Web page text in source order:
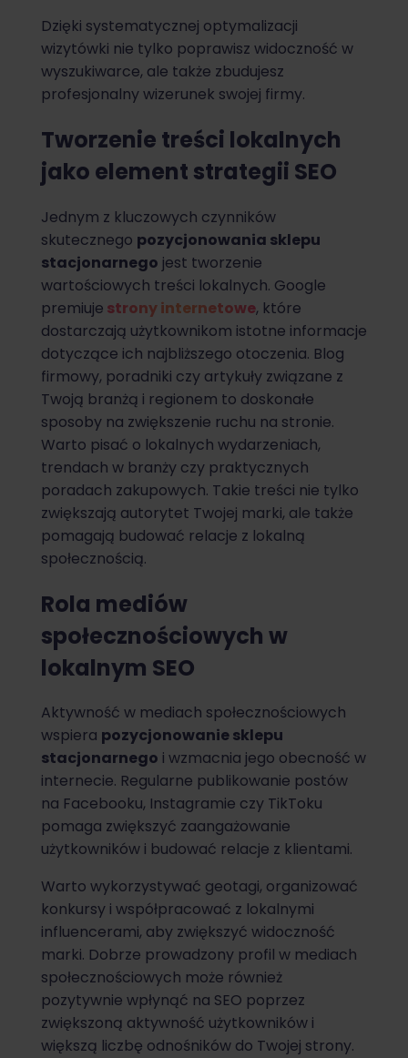
Dzięki systematycznej optymalizacji
wizytówki nie tylko poprawisz widoczność w
wyszukiwarce, ale także zbudujesz
profesjonalny wizerunek swojej firmy.
Tworzenie treści lokalnych
jako element strategii SEO
Jednym z kluczowych czynników
skutecznego pozycjonowania sklepu
stacjonarnego jest tworzenie
wartościowych treści lokalnych. Google
premiuje strony internetowe, które
dostarczają użytkownikom istotne informacje
dotyczące ich najbliższego otoczenia. Blog
firmowy, poradniki czy artykuły związane z
Twoją branżą i regionem to doskonałe
sposoby na zwiększenie ruchu na stronie.
Warto pisać o lokalnych wydarzeniach,
trendach w branży czy praktycznych
poradach zakupowych. Takie treści nie tylko
zwiększają autorytet Twojej marki, ale także
pomagają budować relacje z lokalną
społecznością.
Rola mediów
społecznościowych w
lokalnym SEO
Aktywność w mediach społecznościowych
wspiera pozycjonowanie sklepu
stacjonarnego i wzmacnia jego obecność w
internecie. Regularne publikowanie postów
na Facebooku, Instagramie czy TikToku
pomaga zwiększyć zaangażowanie
użytkowników i budować relacje z klientami.
Warto wykorzystywać geotagi, organizować
konkursy i współpracować z lokalnymi
influencerami, aby zwiększyć widoczność
marki. Dobrze prowadzony profil w mediach
społecznościowych może również
pozytywnie wpłynąć na SEO poprzez
zwiększoną aktywność użytkowników i
większą liczbę odnośników do Twojej strony.